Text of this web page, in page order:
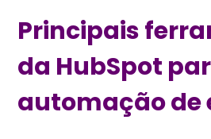
Principais
da HubSpot
automação de